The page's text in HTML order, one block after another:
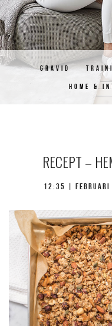
GRAVID
HOME &
RECEPT –
12:35 | februari